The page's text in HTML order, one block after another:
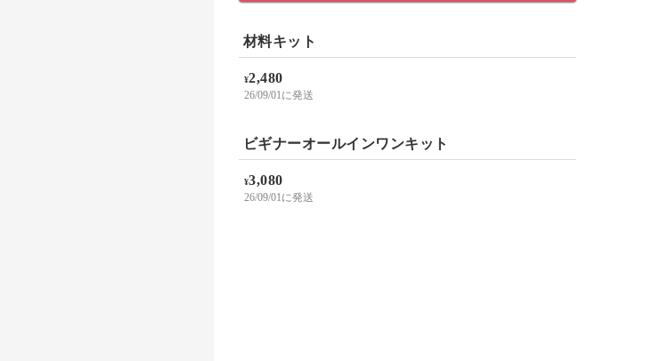
材料キット
¥2,480
26/09/01に発送
ビギナーオールインワンキット
¥3,080
26/09/01に発送